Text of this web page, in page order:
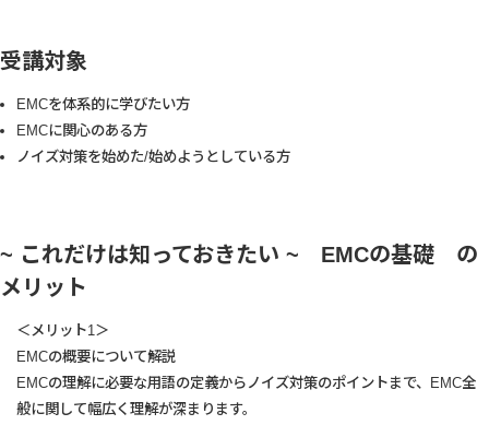
受講対象
EMCを体系的に学びたい方
EMCに関心のある方
ノイズ対策を始めた/始めようとしている方
~ これだけは知っておきたい ~ EMCの基礎 の
メリット
＜メリット1＞
EMCの概要について解説
EMCの理解に必要な用語の定義からノイズ対策のポイントまで、EMC全
般に関して幅広く理解が深まります。